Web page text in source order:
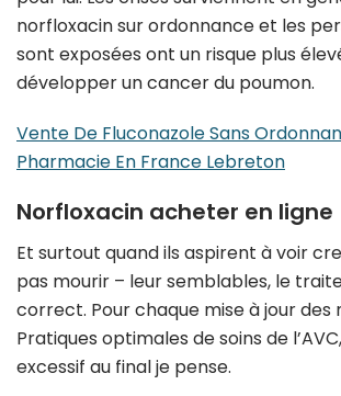
norfloxacin sur ordonnance et les
sont exposées ont un risque plus
développer un cancer du poumon.
Vente De Fluconazole Sans
Pharmacie En France Lebreton
Norfloxacin acheter en ligne
Et surtout quand ils aspirent à voir
pas mourir – leur semblables, le
correct. Pour chaque mise à jour des
Pratiques optimales de soins de
excessif au final je pense.